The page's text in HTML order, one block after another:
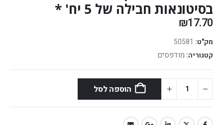
בסיטונאות חבילה של 5 יח' *
₪17.70
מק"ט: 50581
קטגוריה: מודפסים
הוספה לסל